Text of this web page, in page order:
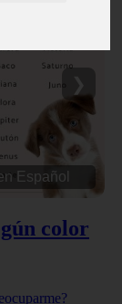
Negras
color